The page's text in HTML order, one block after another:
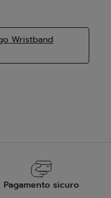
Pagamento sicuro